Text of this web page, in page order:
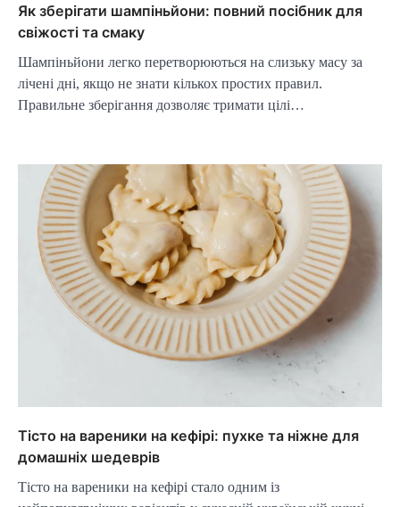
Як зберігати шампіньйони: повний посібник для
свіжості та смаку
Шампіньйони легко перетворюються на слизьку масу за
лічені дні, якщо не знати кількох простих правил.
Правильне зберігання дозволяє тримати цілі…
Тісто на вареники на кефірі: пухке та ніжне для
домашніх шедеврів
Тісто на вареники на кефірі стало одним із